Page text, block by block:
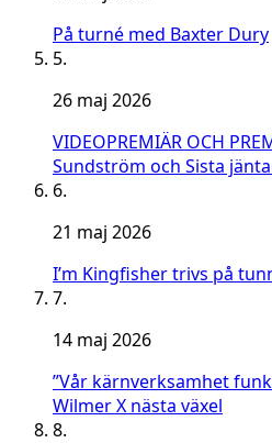
På turné med Baxter Dury
5.
26 maj 2026
VIDEOPREMIÄR OCH
Sundström och Sista
6.
21 maj 2026
I’m Kingfisher trivs på
7.
14 maj 2026
”Vår kärnverksamhet
Wilmer X nästa växel
8.